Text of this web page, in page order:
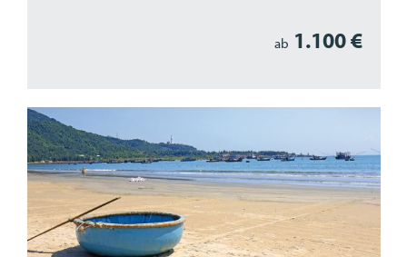
ab 1.100 €